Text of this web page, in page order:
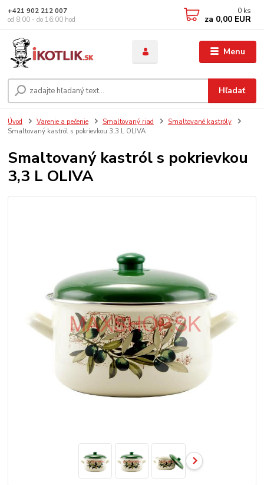
Menu
Hľadať
+421 902 212 007
od 8:00 - do 16:00 hod
0 ks
za 0,00 EUR
Úvod Varenie a pečenie Smaltovaný riad
Smaltované kastróly
Smaltovaný kastról s pokrievkou 3,3 L OLIVA
Smaltovaný kastról s pokrievkou
3,3 L OLIVA